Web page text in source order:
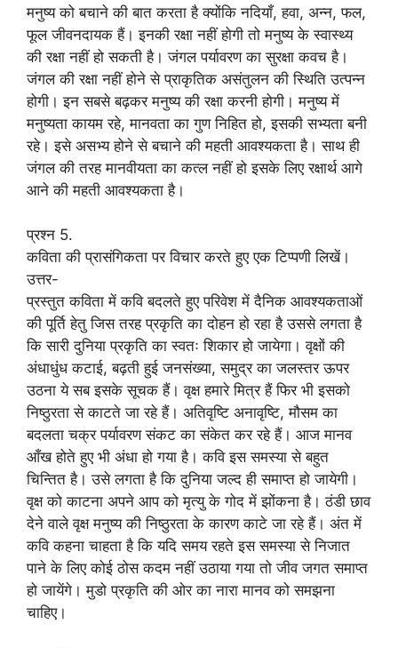
मनुष्य को बचाने की बात करता है क्योंकि नदियाँ, हवा, अन्न, फल,
फूल जीवनदायक हैं। इनकी रक्षा नहीं होगी तो मनुष्य के स्वास्थ्य
की रक्षा नहीं हो सकती है। जंगल पर्यावरण का सुरक्षा कवच है।
जंगल की रक्षा नहीं होने से प्राकृतिक असंतुलन की स्थिति उत्पन्न
होगी। इन सबसे बढ़कर मनुष्य की रक्षा करनी होगी। मनुष्य में
मनुष्यता कायम रहे, मानवता का गुण निहित हो, इसकी सभ्यता बनी
रहे। इसे असभ्य होने से बचाने की महती आवश्यकता है। साथ ही
जंगल की तरह मानवीयता का कत्ल नहीं हो इसके लिए रक्षार्थ आगे
आने की महती आवश्यकता है।
प्रश्न 5.
कविता की प्रासंगिकता पर विचार करते हुए एक टिप्पणी लिखें।
उत्तर-
प्रस्तुत कविता में कवि बदलते हुए परिवेश में दैनिक आवश्यकताओं
की पूर्ति हेतु जिस तरह प्रकृति का दोहन हो रहा है उससे लगता है
कि सारी दुनिया प्रकृति का स्वतः शिकार हो जायेगा। वृक्षों की
अंधाधुंध कटाई, बढ़ती हुई जनसंख्या, समुद्र का जलस्तर ऊपर
उठना ये सब इसके सूचक हैं। वृक्ष हमारे मित्र हैं फिर भी इसको
निष्ठुरता से काटते जा रहे हैं। अतिवृष्टि अनावृष्टि, मौसम का
बदलता चक्र पर्यावरण संकट का संकेत कर रहे हैं। आज मानव
आँख होते हुए भी अंधा हो गया है। कवि इस समस्या से बहुत
चिन्तित है। उसे लगता है कि दुनिया जल्द ही समाप्त हो जायेगी।
वृक्ष को काटना अपने आप को मृत्यु के गोद में झोंकना है। ठंडी छाव
देने वाले वृक्ष मनुष्य की निष्ठुरता के कारण काटे जा रहे हैं। अंत में
कवि कहना चाहता है कि यदि समय रहते इस समस्या से निजात
पाने के लिए कोई ठोस कदम नहीं उठाया गया तो जीव जगत समाप्त
हो जायेंगे। मुडो प्रकृति की ओर का नारा मानव को समझना
चाहिए।